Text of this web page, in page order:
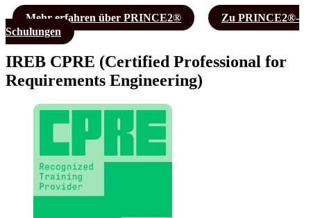
Mehr erfahren über PRINCE2®
Zu PRINCE2®-
Schulungen
IREB CPRE (Certified Professional for
Requirements Engineering)